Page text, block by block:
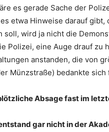
es gerade Sache der
etwa Hinweise darauf
soll, wird ja nicht die
Polizei, eine Auge drauf zu
anstanden, die von
Münzstraße) bedankte
Absage fast im
gar nicht in der